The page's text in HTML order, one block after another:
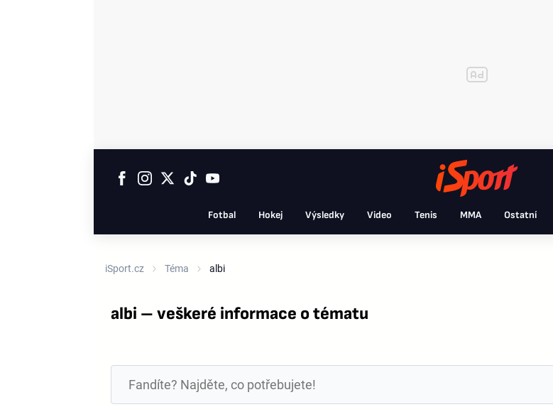
Fotbal Hokej Výsledky Video Tenis MMA Ostatní
iSport.cz Téma albi
albi – veškeré informace o tématu